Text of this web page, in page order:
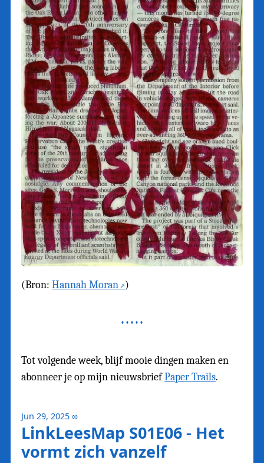
(Bron: Hannah Moran )
Tot volgende week, blijf mooie dingen maken en
abonneer je op mijn nieuwsbriefPaper Trails.
Jun 29, 2025 ∞
LinkLeesMap S01E06 - Het
vormt zich vanzelf